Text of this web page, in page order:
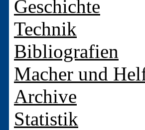
Geschichte
Technik
Bibliografien
Macher und
Archive
Statistik